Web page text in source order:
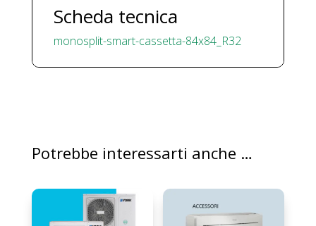
quantità
Scheda tecnica
monosplit-smart-cassetta-84x84_R32
Potrebbe interessarti anche …